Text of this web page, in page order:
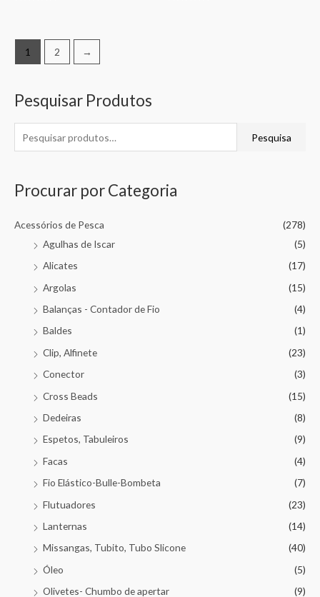
Pesquisar Produtos
Pesquisa
Procurar por Categoria
Acessórios de Pesca
(278)
Agulhas de Iscar
(5)
Alicates
(17)
Argolas
(15)
Balanças - Contador de Fio
(4)
Baldes
(1)
Clip, Alfinete
(23)
Conector
(3)
Cross Beads
(15)
Dedeiras
(8)
Espetos, Tabuleiros
(9)
Facas
(4)
Fio Elástico-Bulle-Bombeta
(7)
Flutuadores
(23)
Lanternas
(14)
Missangas, Tubito, Tubo Slicone
(40)
Óleo
(5)
Olivetes- Chumbo de apertar
(9)
1 2 →